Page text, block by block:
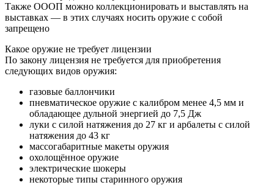
Также ОООП можно коллекционировать и выставлять на
выставках — в этих случаях носить оружие с собой
запрещено
Какое оружие не требует лицензии
По закону лицензия не требуется для приобретения
следующих видов оружия:
газовые баллончики
пневматическое оружие с калибром менее 4,5 мм и
обладающее дульной энергией до 7,5 Дж
луки с силой натяжения до 27 кг и арбалеты с силой
натяжения до 43 кг
массогабаритные макеты оружия
охолощённое оружие
электрические шокеры
некоторые типы старинного оружия